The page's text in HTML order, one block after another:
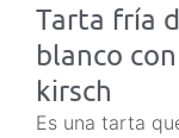
Tarta fría
blanco
kirsch
Es una tarta